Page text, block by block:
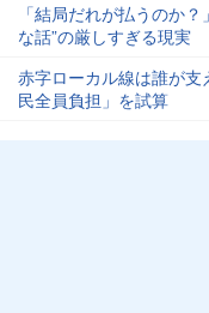
「結局だれが払うのか
な話”の厳しすぎる現実
赤字ローカル線は誰が
民全員負担」を試算